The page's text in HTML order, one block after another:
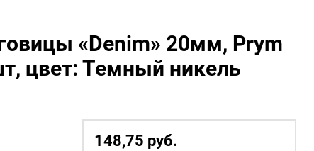
«Denim» 20мм, Prym
цвет: Темный никель
148,75 руб.